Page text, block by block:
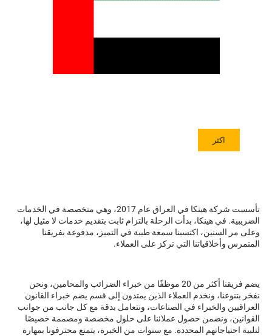
اكثر
تأسست شركة هينكا في العراق عام 2017، وهي متخصصة في الخدمات
الضريبية. في هينكا، بدأت الرحلة بالتزام ثابت بتقديم خدمات لا مثيل لها،
وعلى مر السنين، اكتسبنا سمعة طيبة في التميز، مدفوعة بفريقنا
المتمرس وأخلاقياتنا التي تركز على العملاء.
يضم فريقنا أكثر من 20 موظفًا من خبراء الضرائب والمحامين، ونحن
نفخر بتنوعنا، ونخدم العملاء الذين يمتدون إلى قسم يضم خبراء القانون
العراقيين والخبراء في الصناعات، ونتعامل بدقة مع كل جانب من جوانب
القوانين، ونضمن حصول عملائنا على حلول مخصصة ومصممة خصيصًا
لتلبية احتياجاتهم المحددة. مع سنوات من الخبرة، يتمتع محترفونا بمهارة